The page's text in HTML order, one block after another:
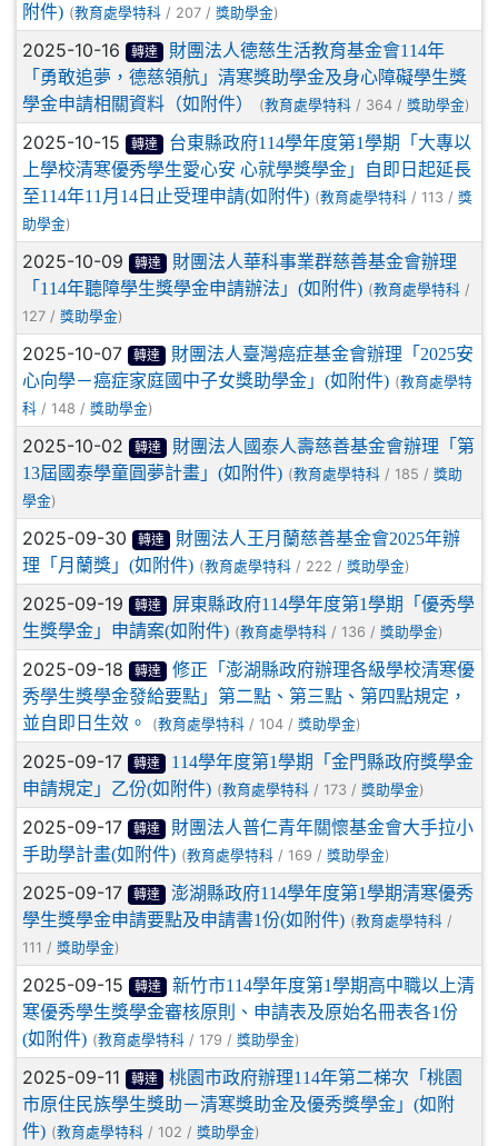
附件) (教育處學特科 / 207 / 獎助學金)
2025-10-16 轉達
財團法人德慈生活教育基金會114年
「勇敢追夢，德慈領航」清寒獎助學金及身心障礙學生獎
學金申請相關資料（如附件）
(教育處學特科 / 364 / 獎助學金)
2025-10-15 轉達
台東縣政府114學年度第1學期「大專以
上學校清寒優秀學生愛心安 心就學獎學金」自即日起延長
至114年11月14日止受理申請(如附件) (教育處學特科 / 113 / 獎
助學金)
2025-10-09 轉達
財團法人華科事業群慈善基金會辦理
「114年聽障學生獎學金申請辦法」(如附件) (教育處學特科 /
127 / 獎助學金)
2025-10-07 轉達
財團法人臺灣癌症基金會辦理「2025安
心向學－癌症家庭國中子女獎助學金」(如附件) (教育處學特
科 / 148 / 獎助學金)
2025-10-02 轉達
財團法人國泰人壽慈善基金會辦理「第
13屆國泰學童圓夢計畫」(如附件) (教育處學特科 / 185 / 獎助
學金)
2025-09-30 轉達
財團法人王月蘭慈善基金會2025年辦
理「月蘭獎」(如附件) (教育處學特科 / 222 / 獎助學金)
2025-09-19 轉達
屏東縣政府114學年度第1學期「優秀學
生獎學金」申請案(如附件) (教育處學特科 / 136 / 獎助學金)
2025-09-18 轉達
修正「澎湖縣政府辦理各級學校清寒優
秀學生獎學金發給要點」第二點、第三點、第四點規定，
並自即日生效。
(教育處學特科 / 104 / 獎助學金)
2025-09-17 轉達
114學年度第1學期「金門縣政府獎學金
申請規定」乙份(如附件) (教育處學特科 / 173 / 獎助學金)
2025-09-17 轉達
財團法人普仁青年關懷基金會大手拉小
手助學計畫(如附件) (教育處學特科 / 169 / 獎助學金)
2025-09-17 轉達
澎湖縣政府114學年度第1學期清寒優秀
學生獎學金申請要點及申請書1份(如附件) (教育處學特科 /
111 / 獎助學金)
2025-09-15 轉達
新竹市114學年度第1學期高中職以上清
寒優秀學生獎學金審核原則、申請表及原始名冊表各1份
(如附件) (教育處學特科 / 179 / 獎助學金)
2025-09-11 轉達
桃園市政府辦理114年第二梯次「桃園
市原住民族學生獎助－清寒獎助金及優秀獎學金」(如附
件) (教育處學特科 / 102 / 獎助學金)